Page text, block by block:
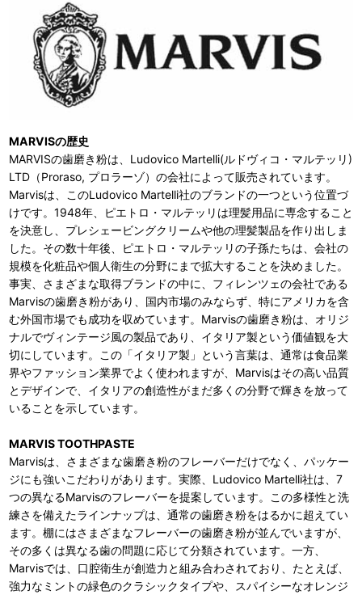
MARVISの歴史
MARVISの歯磨き粉は、Ludovico Martelli(ルドヴィコ・マルテッリ)
LTD（Proraso, プロラーゾ）の会社によって販売されています。
Marvisは、このLudovico Martelli社のブランドの一つという位置づ
けです。1948年、ピエトロ・マルテッリは理髪用品に専念すること
を決意し、プレシェービングクリームや他の理髪製品を作り出しま
した。その数十年後、ピエトロ・マルテッリの子孫たちは、会社の
規模を化粧品や個人衛生の分野にまで拡大することを決めました。
事実、さまざまな取得ブランドの中に、フィレンツェの会社である
Marvisの歯磨き粉があり、国内市場のみならず、特にアメリカを含
む外国市場でも成功を収めています。Marvisの歯磨き粉は、オリジ
ナルでヴィンテージ風の製品であり、イタリア製という価値観を大
切にしています。この「イタリア製」という言葉は、通常は食品業
界やファッション業界でよく使われますが、Marvisはその高い品質
とデザインで、イタリアの創造性がまだ多くの分野で輝きを放って
いることを示しています。
MARVIS TOOTHPASTE
Marvisは、さまざまな歯磨き粉のフレーバーだけでなく、パッケー
ジにも強いこだわりがあります。実際、Ludovico Martelli社は、7
つの異なるMarvisのフレーバーを提案しています。この多様性と洗
練さを備えたラインナップは、通常の歯磨き粉をはるかに超えてい
ます。棚にはさまざまなフレーバーの歯磨き粉が並んでいますが、
その多くは異なる歯の問題に応じて分類されています。一方、
Marvisでは、口腔衛生が創造力と組み合わされており、たとえば、
強力なミントの緑色のクラシックタイプや、スパイシーなオレンジ